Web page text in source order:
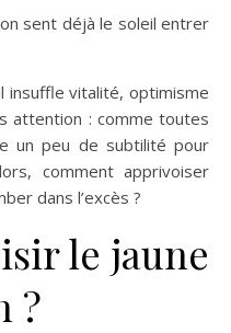
insuffle vitalité, optimisme
attention : comme toutes
un peu de subtilité pour
comment apprivoiser
dans l’excès ?
le jaune
?